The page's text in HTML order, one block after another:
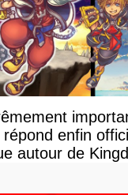
enfin
autour de